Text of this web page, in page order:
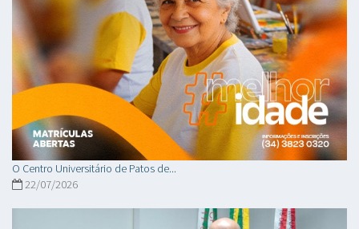
O Centro Universitário de Patos de...
22/07/2026